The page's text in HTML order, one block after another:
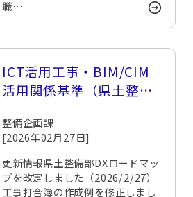
職…
ICT活用工事・BIM/CIM
活用関係基準（県土整備
部）
整備企画課
[2026年02月27日]
更新情報県土整備部DXロードマッ
プを改定しました（2026/2/27）
工事打合簿の作成例を修正しまし